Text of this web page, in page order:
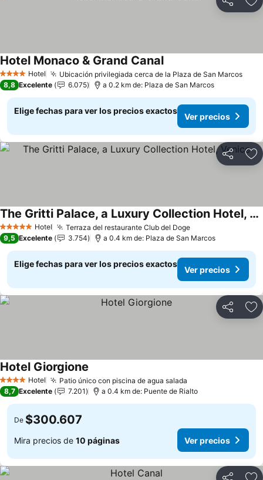
Compartir
4 EstrellasHotel Ubicación privilegiada cerca de la Plaza de San Marcos
Hotel Monaco & Grand Canal
8,8 Excelente 6.075 a 0.2 km de: Plaza de San Marcos
Elige fechas para ver los precios exactos
Ver precios
Compartir
5 Estrellas Hotel Terraza del restaurante Club del Doge
The Gritti Palace, a Luxury Collection Hotel, Venice
9,5 Excelente 3.754 a 0.4 km de: Plaza de San Marcos
Elige fechas para ver los precios exactos
Ver precios
Compartir
4 EstrellasHotel Patio único con piscina de agua salada
Hotel Giorgione
8,7 Excelente 7.201 a 0.4 km de: Puente de Rialto
De $300.607
Mira precios de 10 páginas Ver precios